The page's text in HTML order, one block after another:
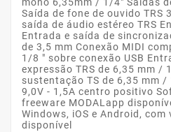
mono 6,35mm / 1/4″ Saídas
Saída de fone de ouvido TRS
saída de áudio estéreo TRS
Entrada e saída de
de 3,5 mm Conexão MIDI
1/8 ″ sobre conexão USB
expressão TRS de 6,35 mm /
sustentação TS de 6,35 mm /
9,0V - 1,5A centro positivo
freeware MODALapp
Windows, iOS e Android, com
disponível